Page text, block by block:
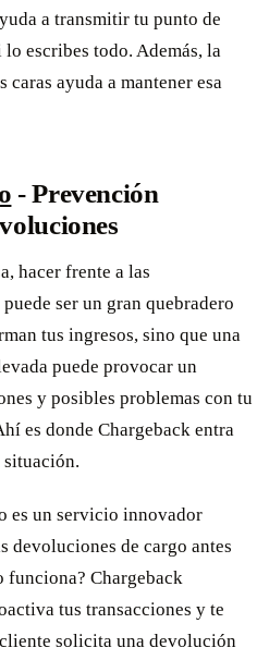
a transmitir tu punto de
escribes todo. Además, la
ayuda a mantener esa
- Prevención
hacer frente a las
ser un gran quebradero
tus ingresos, sino que una
puede provocar un
y posibles problemas con tu
es donde Chargeback entra
situación.
es un servicio innovador
devoluciones de cargo antes
funciona? Chargeback
tus transacciones y te
solicita una devolución